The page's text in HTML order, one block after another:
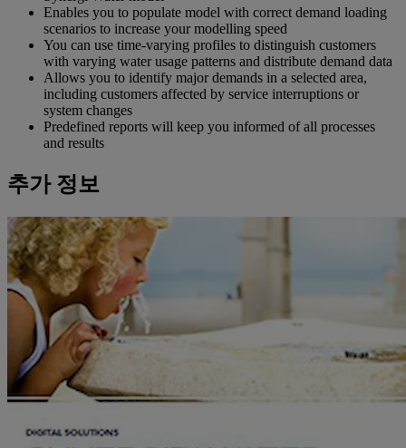
Enables you to populate model with correct demand loading
scenarios to increase your modelling speed
You can use time-varying profiles to distinguish customers
with varying water usage patterns and distribute demand data
Allows you to identify major demands in a selected area,
including customers affected by service interruptions or
system changes
Predefined reports will keep you informed of all processes
and results
추가 정보